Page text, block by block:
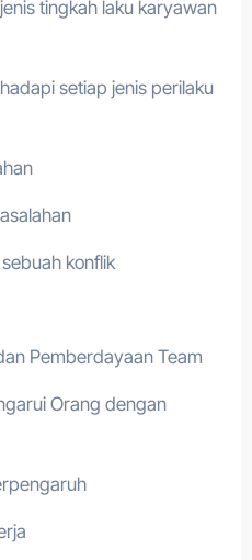
tingkah laku karyawan
setiap jenis perilaku
konflik
Pemberdayaan Team
Orang dengan